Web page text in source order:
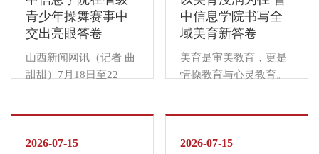
色德育场景，助力学生
在日常社区生活中完成
实力与暖心服务温度，
生动诠释“健康第一”的
事分学生、俱乐部两大
组别依次开展。7月19
日，学生组赛事率先开
赛，竞技健美操、花球
同步比拼，高校选手技
作为东道主，学校依托
成熟办赛体系实现全流
程高标准保障；校运动
舞蹈队主场斩获五项冠
人初心。学生组别率先
青少年操舞赛事中
交出亮眼答卷
山西新闻网讯（记者 曲
甜甜）7月18日至22
俱乐部组比赛在晋中信
中信息学院书写全
域美育新答卷
美育是审美教育，更是
情操教育与心灵教育。
文化人。2023年，教育
2026-07-15 2026-07-15